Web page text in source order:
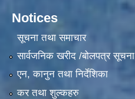
Notices
सूचना तथा समाचार
सार्वजनिक खरीद /बोलपत्र सूचना
एन, कानुन तथा निर्देशिका
कर तथा शुल्कहरु